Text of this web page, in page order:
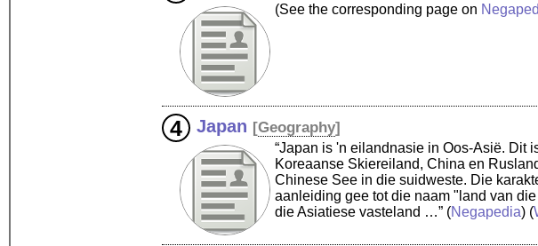
(See the corresponding page on
Japan [Geography]
“Japan is 'n eilandnasie in Oos-Asië. Dit
Koreaanse Skiereiland, China en
Chinese See in die suidweste. Die
aanleiding gee tot die naam "land van
die Asiatiese vasteland …” (Negapedia) (